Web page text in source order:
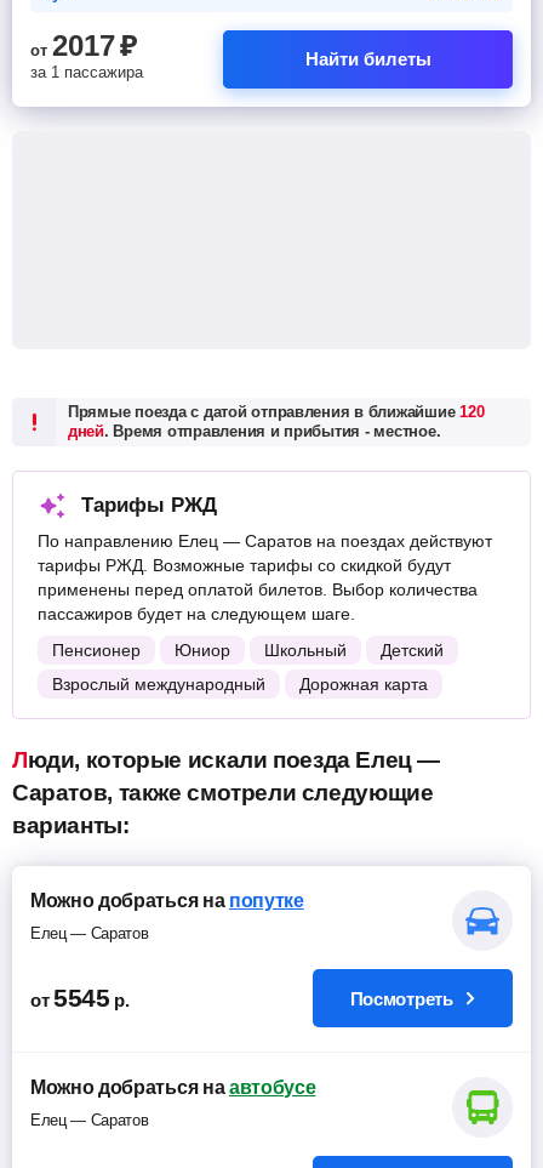
от 2017₽
за 1 пассажира
Найти билеты
Прямые поезда с датой отправления в ближайшие120
дней. Время отправления и прибытия - местное.
Тарифы РЖД
По направлению Елец — Саратов на поездах действуют
тарифы РЖД. Возможные тарифы со скидкой будут
применены перед оплатой билетов. Выбор количества
пассажиров будет на следующем шаге.
Пенсионер
Юниор Школьный
Детский
Взрослый международный
Дорожная карта
Люди, которые искали поезда Елец —
Саратов, также смотрели следующие
варианты:
Можно добраться на попутке
Елец — Саратов
от5545 р. Посмотреть
Можно добраться наавтобусе
Елец — Саратов